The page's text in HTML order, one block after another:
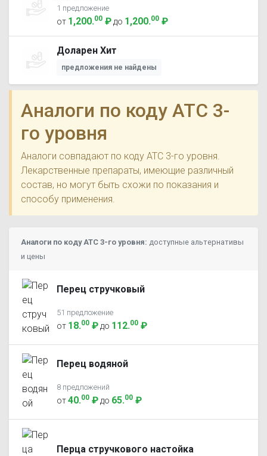
1 предложение
от 1,200.00 ₽ до 1,200.00 ₽
Доларен Хит
предложения не найдены
Аналоги по коду ATC 3-
го уровня
Аналоги совпадают по коду ATC 3-го уровня.
Лекарственные препараты, имеющие различный
состав, но могут быть схожи по показания и
способу применения.
Аналоги по коду ATC 3-го уровня: доступные альтернативы
и цены
Перец стручковый
51 предложение
от 18.00 ₽ до 112.00 ₽
Перец водяной
8 предложений
от40.00 ₽ до 65.00 ₽
Перца стручкового настойка